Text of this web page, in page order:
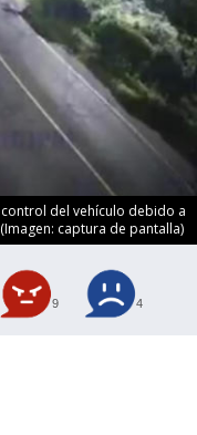
del vehículo debido a
captura de pantalla)
9 4